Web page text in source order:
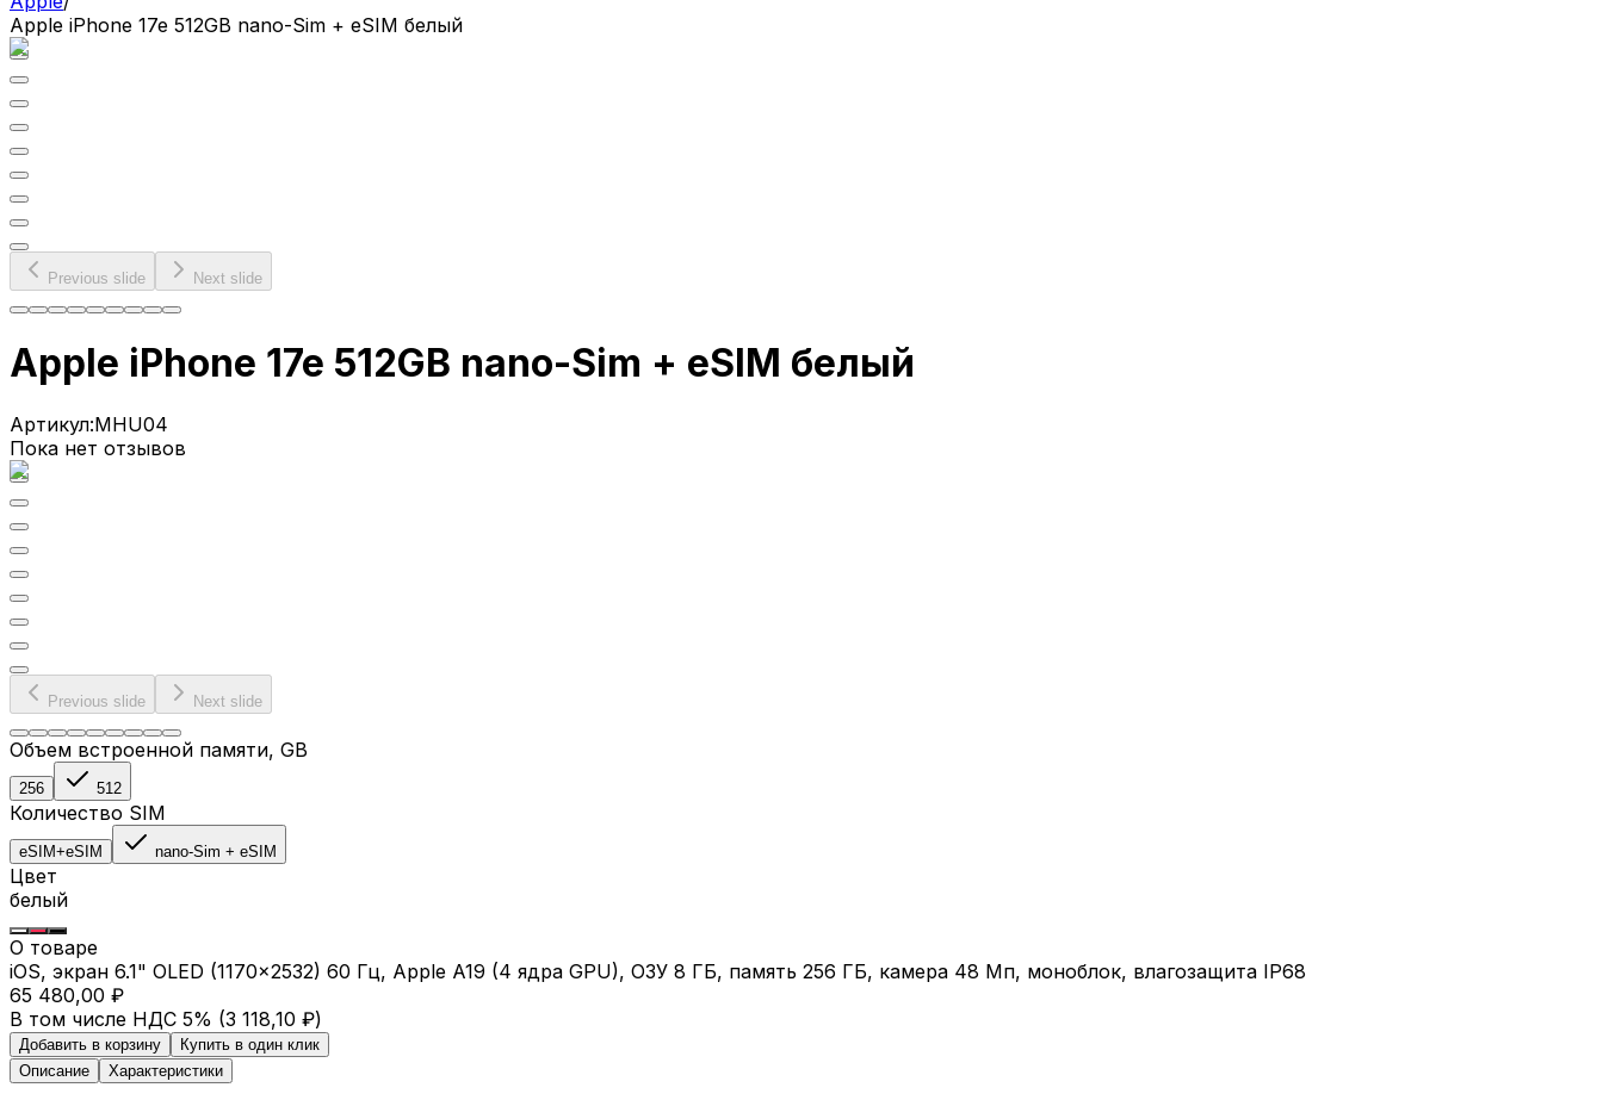
Apple iPhone 17e 512GB nano-Sim + eSIM белый
Previous slide Next slide
Apple iPhone 17e 512GB nano-Sim + eSIM белый
Артикул:MHU04
Пока нет отзывов
Previous slide Next slide
Объем встроенной памяти, GB
256 512
Количество SIM
eSIM+eSIM nano-Sim + eSIM
Цвет
белый
О товаре
iOS, экран 6.1" OLED (1170x2532) 60 Гц, Apple A19 (4 ядра GPU), ОЗУ 8 ГБ, память 256 ГБ, камера 48 Мп, моноблок, влагозащита IP68
65 480,00 ₽
В том числе НДС 5% (3 118,10 ₽)
Добавить в корзину
Купить в один клик
Описание
Характеристики